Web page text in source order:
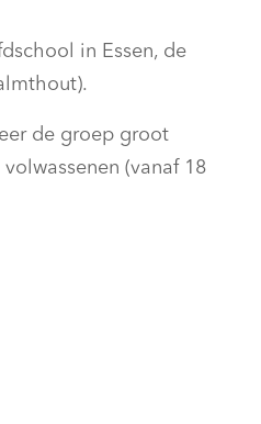
in Essen, de
de groep groot
(vanaf 18